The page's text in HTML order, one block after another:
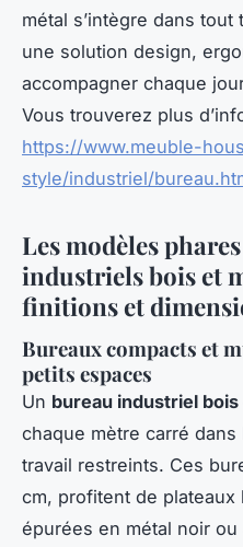
métal s’intègre dans
une solution design,
accompagner chaque
Vous trouverez plus
https://www.meuble-
style/industriel/
Les modèles
industriels bois et
finitions et
Bureaux compacts et
petits espaces
Un bureau industriel
chaque mètre carré
travail restreints. Ces
cm, profitent de
épurées en métal noir